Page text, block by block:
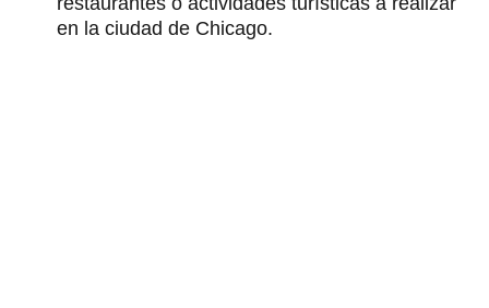
en la ciudad de Chicago.